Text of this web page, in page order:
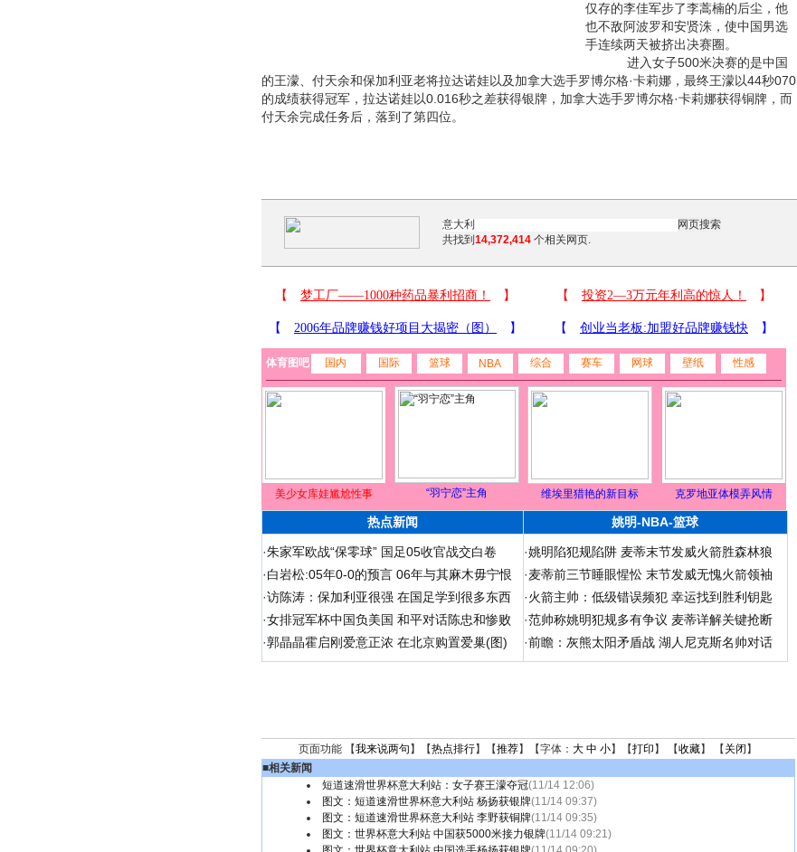
仅存的李佳军步了李蒿楠的后尘，他
也不敌阿波罗和安贤洙，使中国男选
手连续两天被挤出决赛圈。
进入女子500米决赛的是中国
的王濛、付天余和保加利亚老将拉达诺娃以及加拿大选手罗博尔格·卡莉娜，最终王濛以44秒070
的成绩获得冠军，拉达诺娃以0.016秒之差获得银牌，加拿大选手罗博尔格·卡莉娜获得铜牌，而
付天余完成任务后，落到了第四位。
共找到 14,372,414 个相关网页.
体育图吧 国内 国际 篮球 NBA 综合 赛车 网球 壁纸 性感
美少女库娃尴尬性事 “羽宁恋”主角 维埃里猎艳的新目标 克罗地亚体模弄风情
热点新闻 姚明-NBA-篮球
·朱家军欧战“保零球” 国足05收官战交白卷
·白岩松:05年0-0的预言 06年与其麻木毋宁恨
·访陈涛：保加利亚很强 在国足学到很多东西
·女排冠军杯中国负美国 和平对话陈忠和惨败
·郭晶晶霍启刚爱意正浓 在北京购置爱巢(图)
·姚明陷犯规陷阱 麦蒂末节发威火箭胜森林狼
·麦蒂前三节睡眼惺忪 末节发威无愧火箭领袖
·火箭主帅：低级错误频犯 幸运找到胜利钥匙
·范帅称姚明犯规多有争议 麦蒂详解关键抢断
·前瞻：灰熊太阳矛盾战 湖人尼克斯名帅对话
页面功能 【我来说两句 】【热点排行】【推荐】【字体： 大 中 小】【打印 】 【收藏】 【 关闭 】
■相关新闻
短道速滑世界杯意大利站：女子赛王濛夺冠(11/14 12:06)
图文：短道速滑世界杯意大利站 杨扬获银牌(11/14 09:37)
图文：短道速滑世界杯意大利站 李野获铜牌(11/14 09:35)
图文：世界杯意大利站 中国获5000米接力银牌(11/14 09:21)